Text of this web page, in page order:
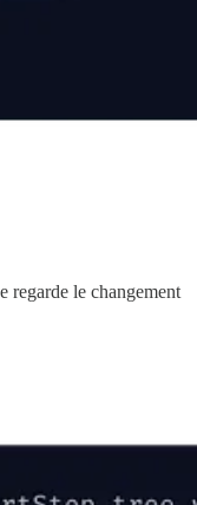
regarde le changement